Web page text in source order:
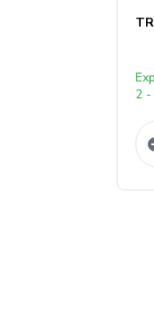
2 -